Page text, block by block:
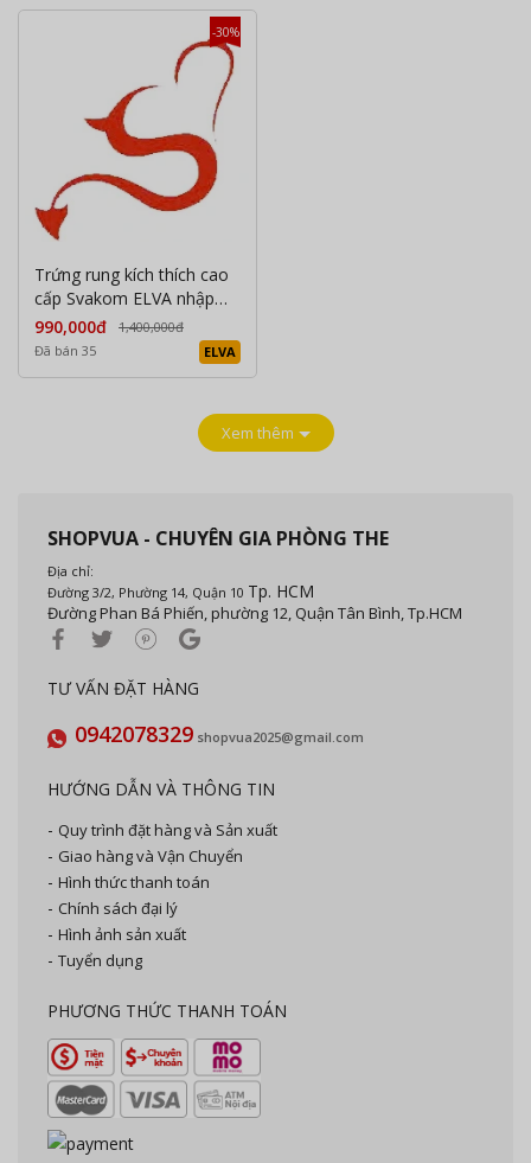
-30%
Trứng rung kích thích cao
cấp Svakom ELVA nhập
khẩu USA
990,000đ
1,400,000đ
Đã bán 35
ELVA
Xem thêm
SHOPVUA - CHUYÊN GIA PHÒNG THE
Địa chỉ:
Đường 3/2, Phường 14, Quận 10 Tp. HCM
Đường Phan Bá Phiến, phường 12, Quận Tân Bình, Tp.HCM
TƯ VẤN ĐẶT HÀNG
0942078329 shopvua2025@gmail.com
HƯỚNG DẪN VÀ THÔNG TIN
Quy trình đặt hàng và Sản xuất
Giao hàng và Vận Chuyển
Hình thức thanh toán
Chính sách đại lý
Hình ảnh sản xuất
Tuyển dụng
PHƯƠNG THỨC THANH TOÁN